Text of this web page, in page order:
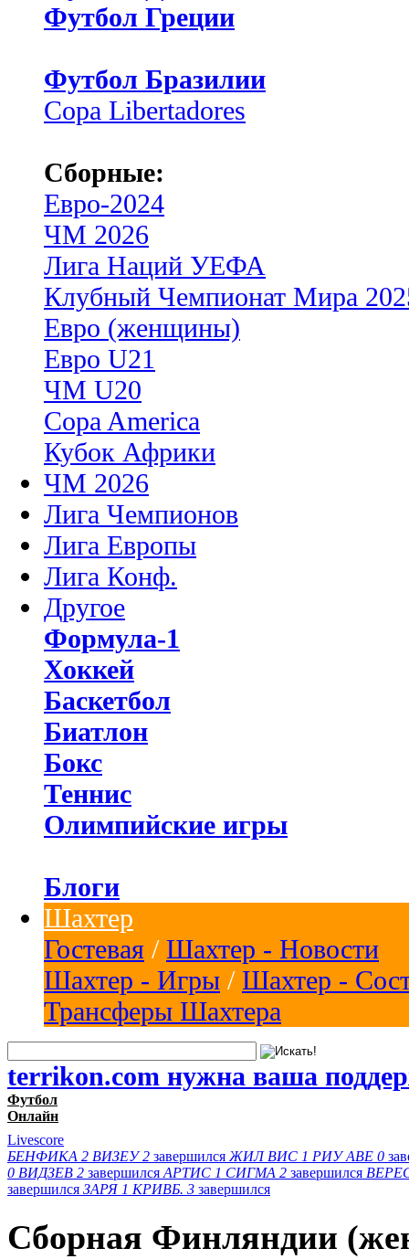
Футбол Греции
Футбол Бразилии
Copa Libertadores
Сборные:
Евро-2024
ЧМ 2026
Лига Наций УЕФА
Клубный Чемпионат Мира
Евро (женщины)
Евро U21
ЧМ U20
Copa America
Кубок Африки
ЧМ 2026
Лига Чемпионов
Лига Европы
Лига Конф.
Другое
Формула-1
Хоккей
Баскетбол
Биатлон
Бокс
Теннис
Олимпийские игры
Блоги
Шахтер
Гостевая / Шахтер - Новости
Шахтер - Игры / Шахтер -
Трансферы Шахтера
terrikon.com нужна ваша
Футбол
Онлайн
Livescore
БЕНФИКА 2 ВИЗЕУ 2 завершился ЖИЛ ВИС 1 РИУ АВЕ 0
0 ВИДЗЕВ 2 завершился АРТИС 1 СИГМА 2 завершился
завершился ЗАРЯ 1 КРИВБ. 3 завершился
Сборная Финляндии